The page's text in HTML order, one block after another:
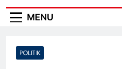
MENU
POLITIK